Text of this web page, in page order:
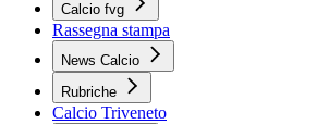
Calcio fvg
Rassegna stampa
News Calcio
Rubriche
Calcio Triveneto